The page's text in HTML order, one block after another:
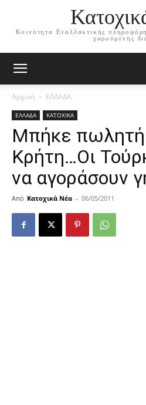
Κοινότητα Εναλλακτικής
χαρούμενης
Αρχική ΕΛΛΑΔΑ
ΕΛΛΑΔΑ ΚΑΤΟΧΙΚΑ
Μπήκε
Κρήτη…Οι
να αγοράσουν
Από Κατοχικά Νέα - 06/05/2011